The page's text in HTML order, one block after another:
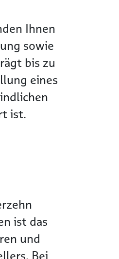
Ihnen
sowie
bis zu
eines
ist.
ist das
und